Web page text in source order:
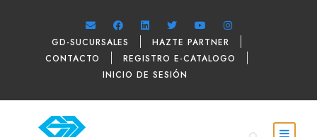
GD-SUCURSALES
HAZTE PARTNER
CONTACTO
REGISTRO E-CATALOGO
INICIO DE SESIÓN